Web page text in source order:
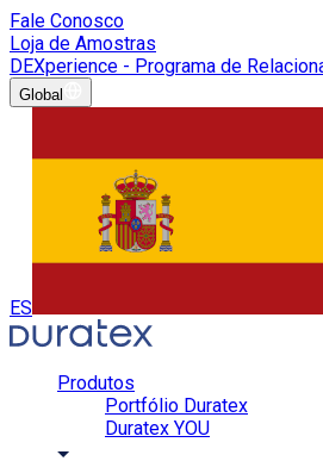
Fale Conosco
Loja de Amostras
DEXperience - Programa de
Global
ES
Produtos
Portfólio Duratex
Duratex YOU